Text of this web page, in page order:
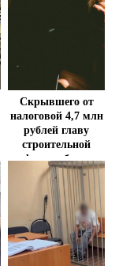
Скрывшего от
налоговой 4,7 млн
рублей главу
строительной
фирмы будут
судить в Воронеже